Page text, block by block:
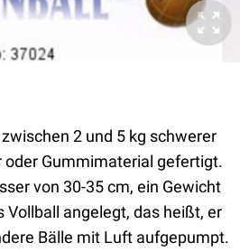
2 und 5 kg schwerer
oder Gummimaterial gefertigt.
von 30-35 cm, ein Gewicht
Vollball angelegt, das heißt, er
Bälle mit Luft aufgepumpt.